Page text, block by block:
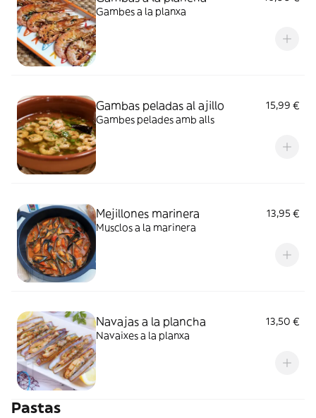
Gambes a la planxa
Gambas peladas al ajillo
15,99 €
Gambes pelades amb alls
Mejillones marinera
13,95 €
Musclos a la marinera
Navajas a la plancha
13,50 €
Navaixes a la planxa
Pastas